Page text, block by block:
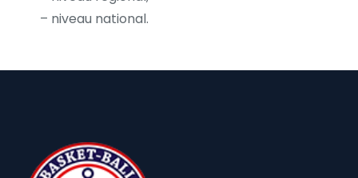
– niveau national.